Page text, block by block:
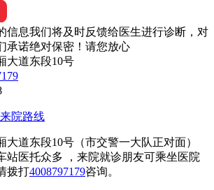
信息我们将及时反馈给医生进行诊断，对
承诺绝对保密！请您放心
大道东段10号
来院路线
大道东段10号（市交警一大队正对面）
站医托众多 ，来院就诊朋友可乘坐医院
拨打4008797179咨询。